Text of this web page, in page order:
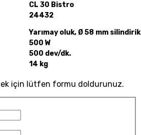
CL 30 Bistro
24432
Yarımay oluk, Ø 58 mm
500 W
500 dev/dk.
14 kg
için lütfen formu doldurunuz.